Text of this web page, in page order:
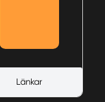
Länkar